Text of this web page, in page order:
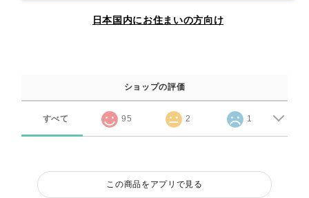
日本国内にお住まいの方向け
ショップの評価
すべて 95 2 1
この商品をアプリで見る